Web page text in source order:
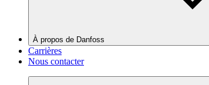
À propos de Danfoss
Carrières
Nous contacter